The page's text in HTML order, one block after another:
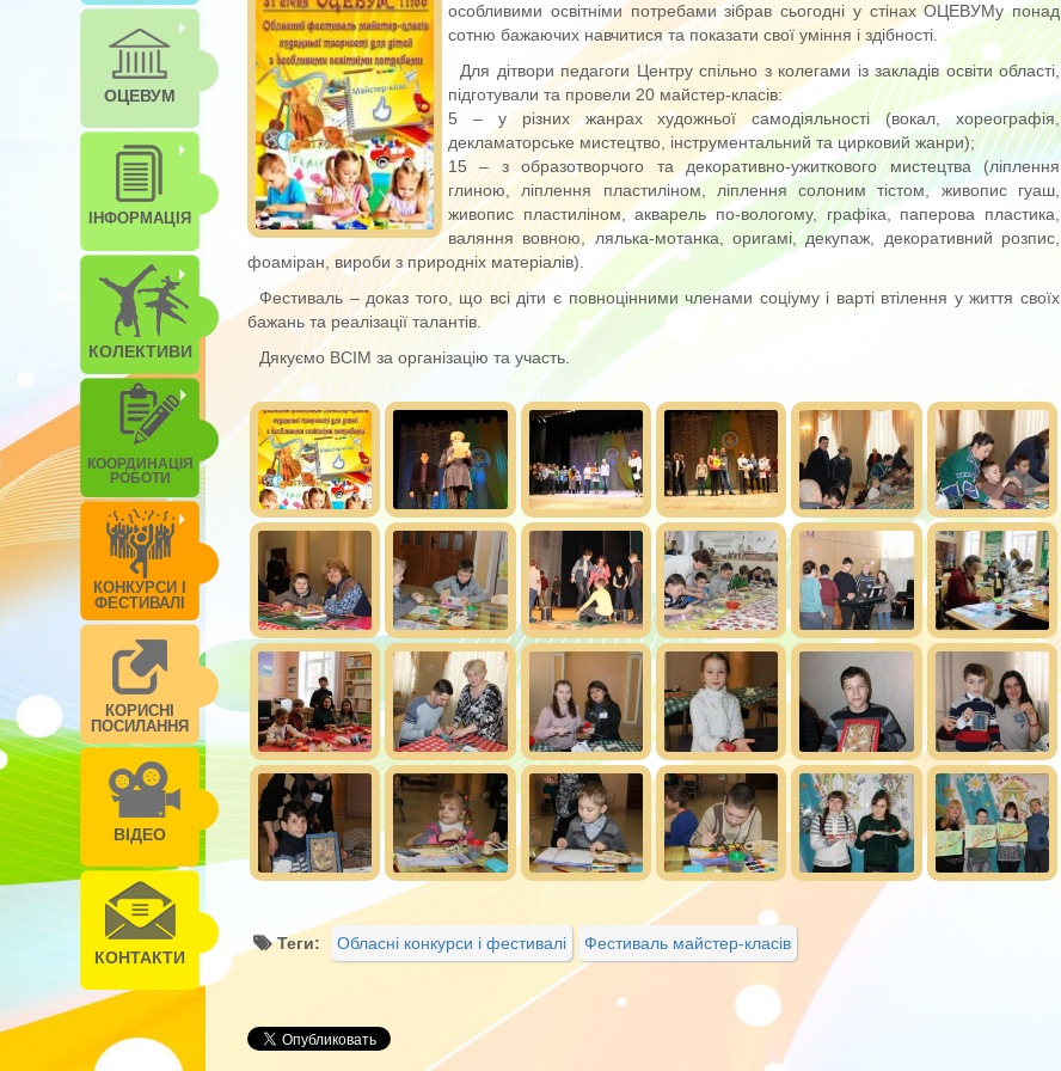
ОЦЕВУМ
ІНФОРМАЦІЯ
КОЛЕКТИВИ
КООРДИНАЦІЯ
РОБОТИ
КОНКУРСИ І
ФЕСТИВАЛІ
КОРИСНІ
ПОСИЛАННЯ
ВІДЕО
КОНТАКТИ
особливими освітніми потребами зібрав сьогодні у стінах ОЦЕВУМу понад
сотню бажаючих навчитися та показати свої уміння і здібності.
Для дітвори педагоги Центру спільно з колегами із закладів освіти області,
підготували та провели 20 майстер-класів:
5 – у різних жанрах художньої самодіяльності (вокал, хореографія,
декламаторське мистецтво, інструментальний та цирковий жанри);
15 – з образотворчого та декоративно-ужиткового мистецтва (ліплення
глиною, ліплення пластиліном, ліплення солоним тістом, живопис гуаш,
живопис пластиліном, акварель по-вологому, графіка, паперова пластика,
валяння вовною, лялька-мотанка, оригамі, декупаж, декоративний розпис,
фоаміран, вироби з природніх матеріалів).
Фестиваль – доказ того, що всі діти є повноцінними членами соціуму і варті втілення у життя своїх
бажань та реалізації талантів.
Дякуємо ВСІМ за організацію та участь.
Теги: Обласні конкурси і фестивалі Фестиваль майстер-класів